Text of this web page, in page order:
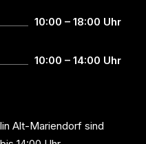
10:00 – 18:00 Uhr
10:00 – 14:00 Uhr
Alt-Mariendorf sind